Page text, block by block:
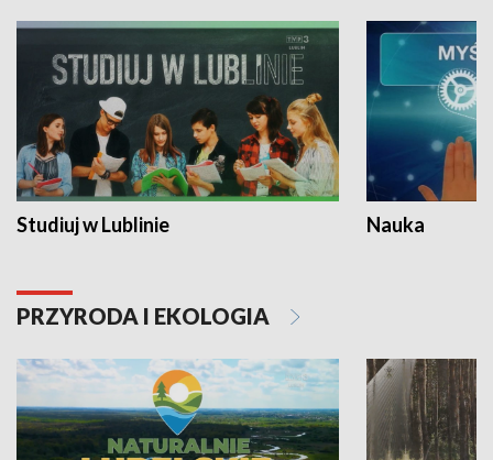
Studiuj w Lublinie Nauka
PRZYRODA I EKOLOGIA